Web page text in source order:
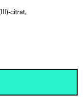
citrat,